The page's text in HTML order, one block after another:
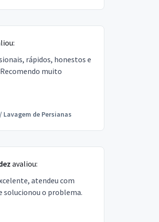
rápidos, honestos e
muito
/ Lavagem de Persianas
avaliou:
atendeu com
solucionou o problema.